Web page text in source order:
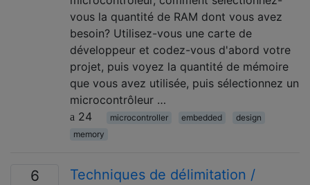
vous la quantité de RAM dont vous avez
besoin? Utilisez-vous une carte de
développeur et codez-vous d'abord votre
projet, puis voyez la quantité de mémoire
que vous avez utilisée, puis sélectionnez un
microcontrôleur …
24
microcontroller embedded
design
memory
6
Techniques de délimitation /